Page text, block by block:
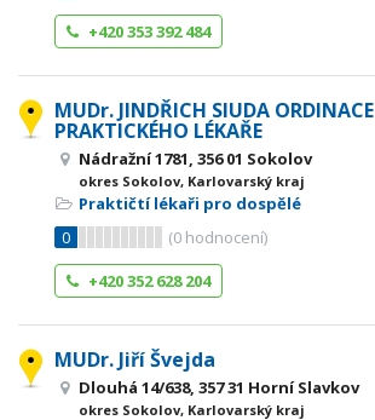
+420 353 392 484
MUDr. JINDŘICH SIUDA ORDINACE
PRAKTICKÉHO LÉKAŘE
Nádražní 1781, 356 01 Sokolov
okres Sokolov, Karlovarský kraj
Praktičtí lékaři pro dospělé
0
(0 hodnocení)
+420 352 628 204
MUDr. Jiří Švejda
Dlouhá 14/638, 357 31 Horní Slavkov
okres Sokolov, Karlovarský kraj